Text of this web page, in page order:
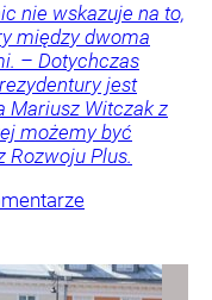
nie wskazuje na to,
między dwoma
– Dotychczas
jest
Mariusz Witczak z
możemy być
Rozwoju Plus.